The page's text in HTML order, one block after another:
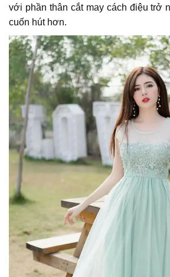
với phần thân cắt may cách điệu trở
cuốn hút hơn.